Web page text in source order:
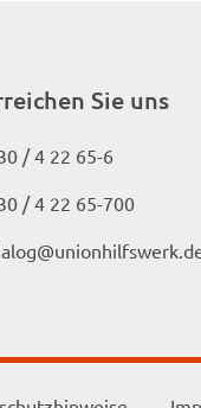
Sie uns
/ 4 22 65-6
/ 4 22 65-700